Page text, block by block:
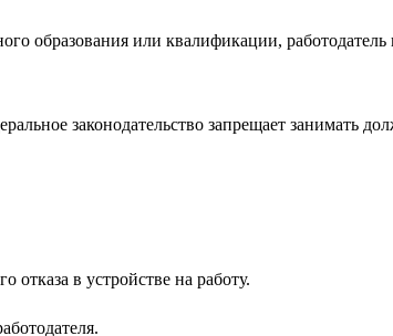
образования или квалификации, работодатель
законодательство запрещает занимать
отказа в устройстве на работу.